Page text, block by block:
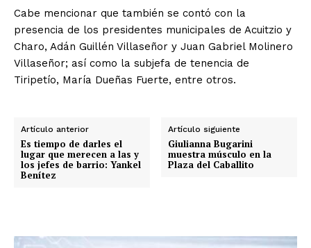
Cabe mencionar que también se contó con la
presencia de los presidentes municipales de Acuitzio y
Charo, Adán Guillén Villaseñor y Juan Gabriel Molinero
Villaseñor; así como la subjefa de tenencia de
Tiripetío, María Dueñas Fuerte, entre otros.
Artículo anterior
Es tiempo de darles el
lugar que merecen a las y
los jefes de barrio: Yankel
Benítez
Artículo siguiente
Giulianna Bugarini
muestra músculo en la
Plaza del Caballito